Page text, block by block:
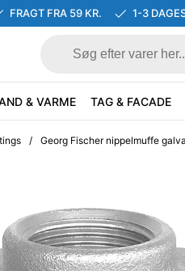
FRAGT FRA 59 KR. 1-3
& VARME TAG & FACADE
/ Georg Fischer nippelmuffe